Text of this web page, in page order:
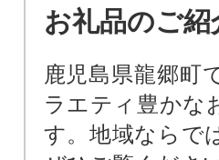
お礼品のご紹
鹿児島県龍郷町
ラエティ豊かな
す。地域ならで